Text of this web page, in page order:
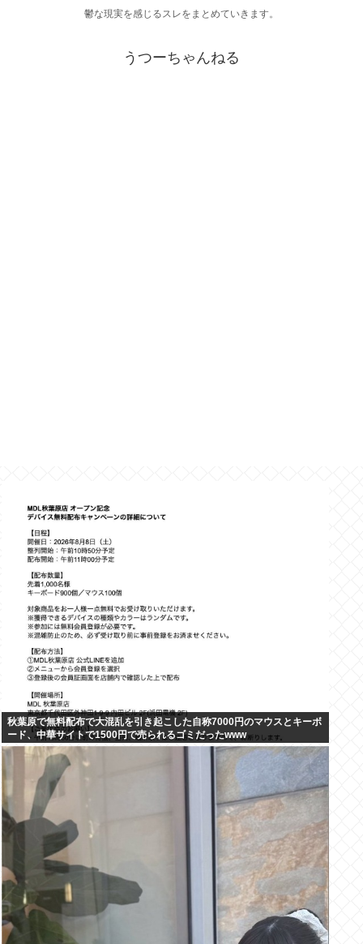
鬱な現実を感じるスレをまとめていきます。
うつーちゃんねる
秋葉原で無料配布で大混乱を引き起こした自称7000円のマウスとキーボ
ード、中華サイトで1500円で売られるゴミだったwww